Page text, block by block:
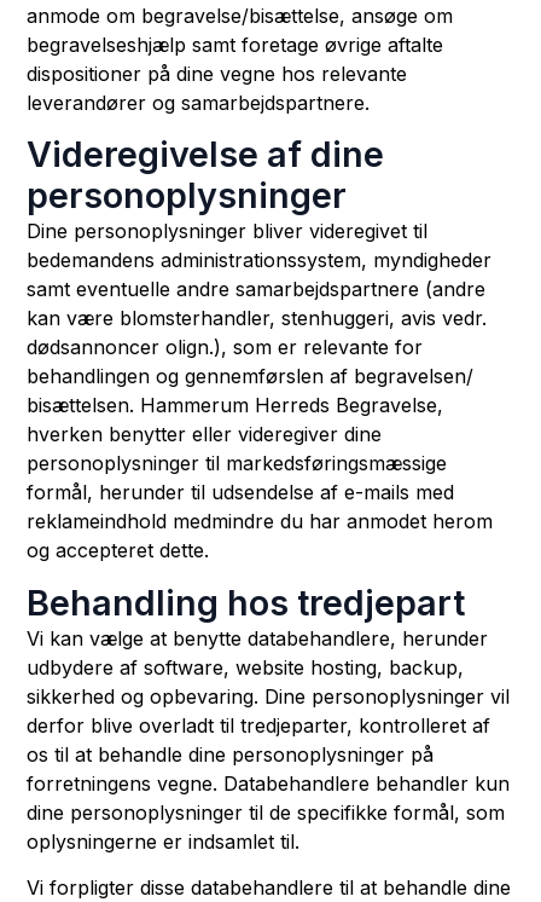
anmode om begravelse/bisættelse, ansøge om
begravelseshjælp samt foretage øvrige aftalte
dispositioner på dine vegne hos relevante
leverandører og samarbejdspartnere.
Videregivelse af dine
personoplysninger
Dine personoplysninger bliver videregivet til
bedemandens administrationssystem, myndigheder
samt eventuelle andre samarbejdspartnere (andre
kan være blomsterhandler, stenhuggeri, avis vedr.
dødsannoncer olign.), som er relevante for
behandlingen og gennemførslen af begravelsen/
bisættelsen. Hammerum Herreds Begravelse,
hverken benytter eller videregiver dine
personoplysninger til markedsføringsmæssige
formål, herunder til udsendelse af e-mails med
reklameindhold medmindre du har anmodet herom
og accepteret dette.
Behandling hos tredjepart
Vi kan vælge at benytte databehandlere, herunder
udbydere af software, website hosting, backup,
sikkerhed og opbevaring. Dine personoplysninger vil
derfor blive overladt til tredjeparter, kontrolleret af
os til at behandle dine personoplysninger på
forretningens vegne. Databehandlere behandler kun
dine personoplysninger til de specifikke formål, som
oplysningerne er indsamlet til.
Vi forpligter disse databehandlere til at behandle dine